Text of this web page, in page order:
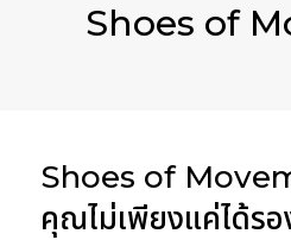
Shoes of
Shoes of
คุณไม่เพียงแค่ได้รอ